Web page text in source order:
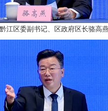
黔江区委副书记、区政府区长骆高燕